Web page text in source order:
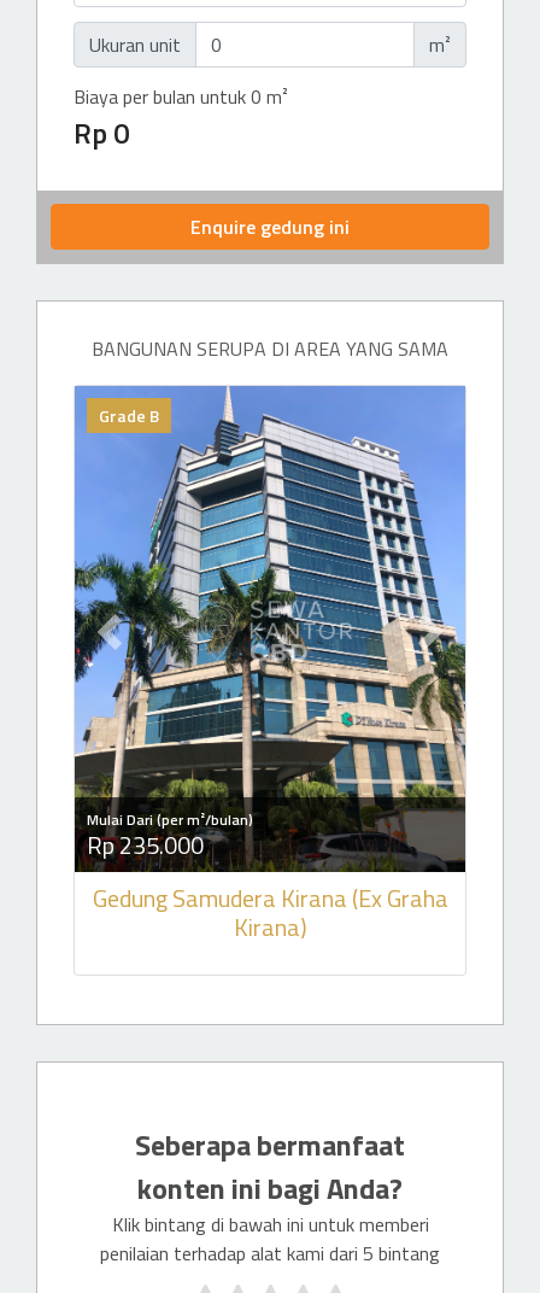
Ukuran unit
m²
Biaya per bulan untuk 0 m²
Rp 0
Enquire gedung ini
BANGUNAN SERUPA DI AREA YANG SAMA
Grade B
Mulai Dari (per m²/bulan)
Rp 235.000
Gedung Samudera Kirana (Ex Graha
Kirana)
Previous slide Next slide
Seberapa bermanfaat
konten ini bagi Anda?
Klik bintang di bawah ini untuk memberi
penilaian terhadap alat kami dari 5 bintang